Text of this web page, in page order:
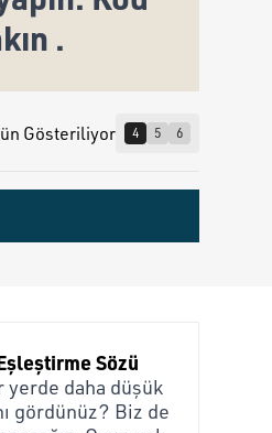
.
Gösteriliyor 4 5 6
Sözü
yerde daha düşük
gördünüz? Biz de